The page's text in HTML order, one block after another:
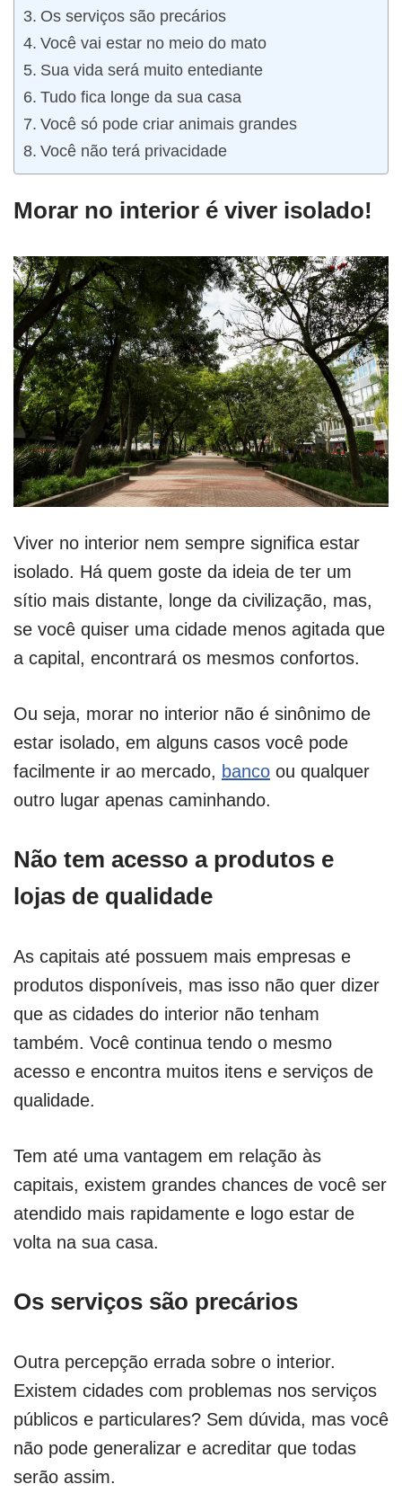
Os serviços são precários
Você vai estar no meio do mato
Sua vida será muito entediante
Tudo fica longe da sua casa
Você só pode criar animais grandes
Você não terá privacidade
Morar no interior é viver isolado!
Viver no interior nem sempre significa estar
isolado. Há quem goste da ideia de ter um
sítio mais distante, longe da civilização, mas,
se você quiser uma cidade menos agitada que
a capital, encontrará os mesmos confortos.
Ou seja, morar no interior não é sinônimo de
estar isolado, em alguns casos você pode
facilmente ir ao mercado, banco ou qualquer
outro lugar apenas caminhando.
Não tem acesso a produtos e
lojas de qualidade
As capitais até possuem mais empresas e
produtos disponíveis, mas isso não quer dizer
que as cidades do interior não tenham
também. Você continua tendo o mesmo
acesso e encontra muitos itens e serviços de
qualidade.
Tem até uma vantagem em relação às
capitais, existem grandes chances de você ser
atendido mais rapidamente e logo estar de
volta na sua casa.
Os serviços são precários
Outra percepção errada sobre o interior.
Existem cidades com problemas nos serviços
públicos e particulares? Sem dúvida, mas você
não pode generalizar e acreditar que todas
serão assim.